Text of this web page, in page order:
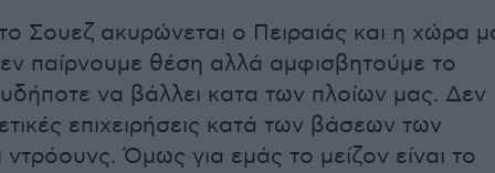
Σουεζ ακυρώνεται ο Πειραιάς και η χώρα
παίρνουμε θέση αλλά αμφισβητούμε το
να βάλλει κατα των πλοίων μας. Δεν
επιχειρήσεις κατά των βάσεων των
Όμως για εμάς το μείζον είναι το